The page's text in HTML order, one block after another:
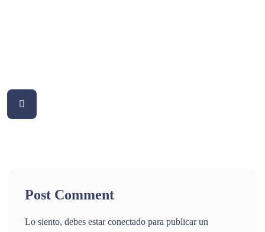
Post Comment
Lo siento, debes estarconectado para publicar un